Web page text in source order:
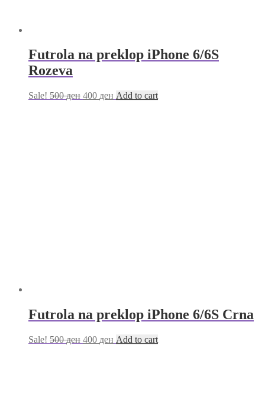
Futrola na preklop iPhone 6/6S
Rozeva
Sale! 500ден 400 ден Add to cart
Futrola na preklop iPhone 6/6S Crna
Sale! 500ден 400 ден Add to cart